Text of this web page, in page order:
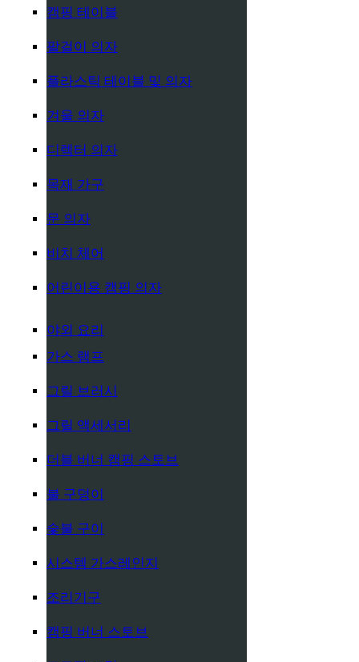
캠핑 테이블
팔걸이 의자
플라스틱 테이블 및 의자
겨울 의자
디렉터 의자
목재 가구
문 의자
비치 체어
어린이용 캠핑 의자
야외 요리
가스 램프
그릴 브러시
그릴 액세서리
더블 버너 캠핑 스토브
불 구덩이
숯불 구이
시스템 가스레인지
조리기구
캠핑 버너 스토브